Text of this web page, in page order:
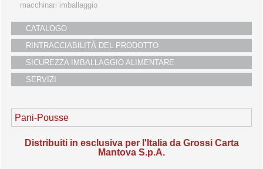
pani-moules
pani-tartes
pani-pousse
cofanetti e vassoi
taglieri
macchinari imballaggio
CATALOGO
RINTRACCIABILITÀ DEL PRODOTTO
SICUREZZA IMBALLAGGIO ALIMENTARE
SERVIZI
Pani-Pousse
Distribuiti in esclusiva per l'Italia da Grossi Carta
Mantova S.p.A.